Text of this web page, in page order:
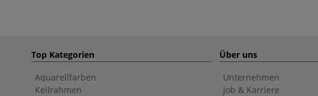
Top Kategorien
Aquarellfarben
Keilrahmen
Über uns
Unternehmen
Job & Karriere